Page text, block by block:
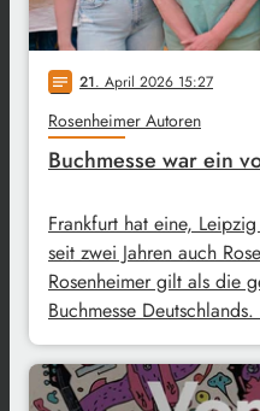
notes 21. April 2026 15:27
Rosenheimer Autoren
Buchmesse war ein
Frankfurt hat eine,
seit zwei Jahren auch
Rosenheimer gilt als die
Buchmesse